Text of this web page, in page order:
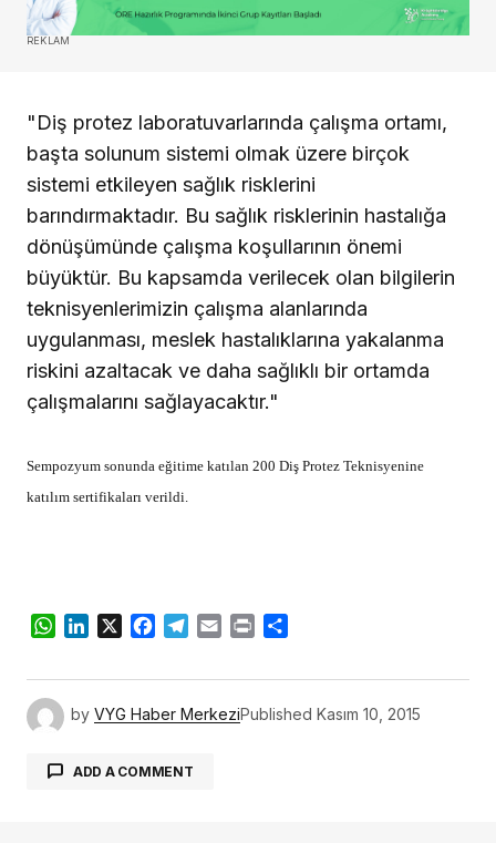
REKLAM
"Diş protez laboratuvarlarında çalışma ortamı,
başta solunum sistemi olmak üzere birçok
sistemi etkileyen sağlık risklerini
barındırmaktadır. Bu sağlık risklerinin hastalığa
dönüşümünde çalışma koşullarının önemi
büyüktür. Bu kapsamda verilecek olan bilgilerin
teknisyenlerimizin çalışma alanlarında
uygulanması, meslek hastalıklarına yakalanma
riskini azaltacak ve daha sağlıklı bir ortamda
çalışmalarını sağlayacaktır."
Sempozyum sonunda eğitime katılan 200 Diş Protez Teknisyenine
katılım sertifikaları verildi.
WhatsApp
LinkedIn
X Facebook
Telegram
Email Print
by VYG Haber MerkeziPublished Kasım 10, 2015
ADD A COMMENT